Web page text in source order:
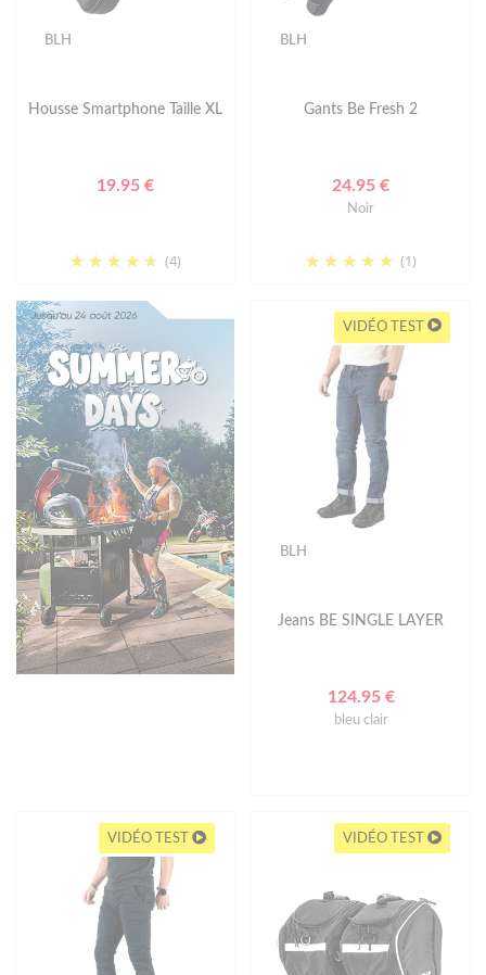
BLH
Housse Smartphone Taille XL
19.95 €
(4)
BLH
Gants Be Fresh 2
24.95 €
Noir
(1)
VIDÉO TEST
BLH
Jeans BE SINGLE LAYER
124.95 €
bleu clair
VIDÉO TEST VIDÉO TEST